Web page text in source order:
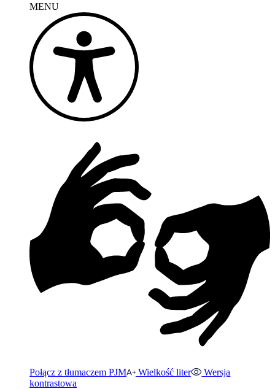
MENU
Połącz z tłumaczem PJM Wielkość liter
Wersja
kontrastowa